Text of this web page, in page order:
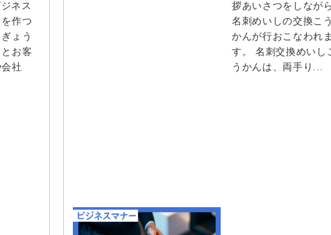
ネス
作つ
ょう
お客
社
拶あいさつをしながら
名刺めいしの交換こう
かんが行おこなわれま
す。 名刺交換めいし
うかんは、両手り...